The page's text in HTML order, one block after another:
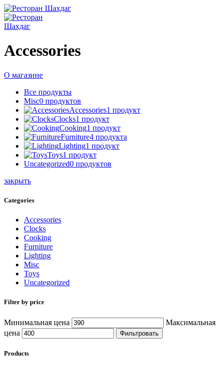
Accessories
О магазине
Все продукты
Misc0 продуктов
Accessories1 продукт
Clocks1 продукт
Cooking1 продукт
Furniture4 продукта
Lighting1 продукт
Toys1 продукт
Uncategorized0 продуктов
закрыть
Categories
Accessories
Clocks
Cooking
Furniture
Lighting
Misc
Toys
Uncategorized
Filter by price
Минимальная цена
Максимальная
цена
Фильтровать
Products